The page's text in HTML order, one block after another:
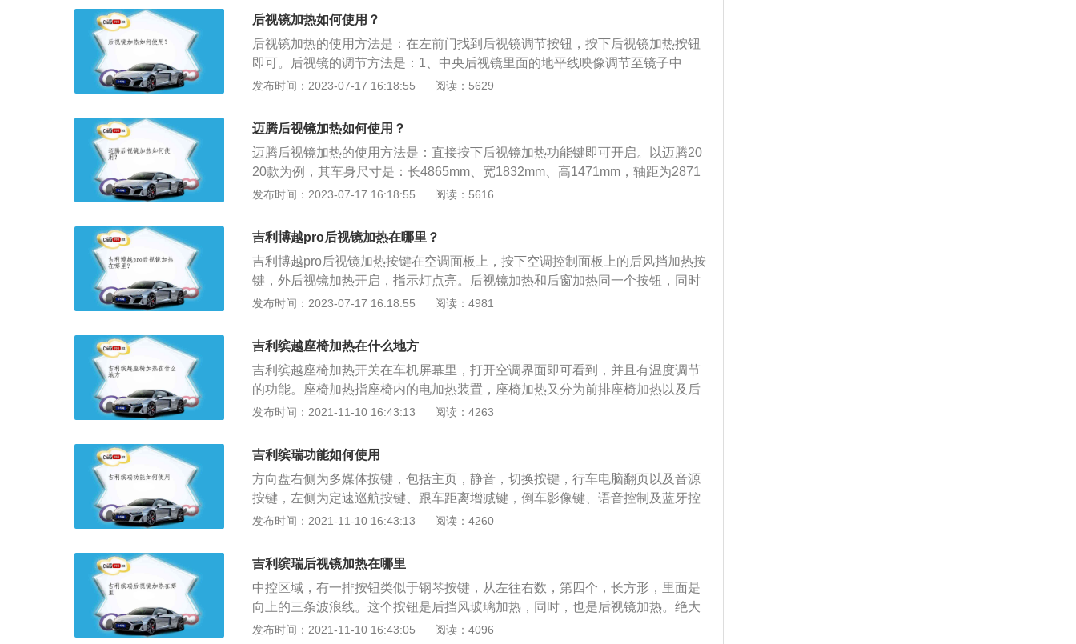
m，轴距为2600mm，搭载了1.4T涡轮增压发动机和6挡手动变速箱，最大功率是
104千瓦，最大扭矩是235牛米，其驱动方式是前置前驱，前悬架使用了麦弗逊式
独立悬架，后悬架使用了扭力梁式非独立悬架。
后视镜加热如何使用？
后视镜加热的使用方法是：在左前门找到后视镜调节按钮，按下后视镜加热按钮
即可。后视镜的调节方法是：1、中央后视镜里面的地平线映像调节至镜子中
央，右侧耳朵的映像调节至镜子左侧边缘；2、左后视镜里面的地平线映像调节
镜里面的地平线映像调节至位于镜子高度的三分之二处，右侧车身的映像调节至
占据镜子左侧四分之一的区域。
发布时间：2023-07-17 16:18:55 阅读：5629
迈腾后视镜加热如何使用？
迈腾后视镜加热的使用方法是：直接按下后视镜加热功能键即可开启。以迈腾20
20款为例，其车身尺寸是：长4865mm、宽1832mm、高1471mm，轴距为2871
mm，油箱容积为66l，行李箱容积为533l，车身结构为4门5座三厢车。迈腾2020
配的是7挡双离合变速箱，其采用的前悬架类型是麦弗逊式独立悬架，后悬架类
型是多连杆式独立悬架。
发布时间：2023-07-17 16:18:55 阅读：5616
吉利博越pro后视镜加热在哪里？
吉利博越pro后视镜加热按键在空调面板上，按下空调控制面板上的后风挡加热按
键，外后视镜加热开启，指示灯点亮。后视镜加热和后窗加热同一个按钮，同时
进行加热。加热功能在发动机运转时工作，并在较短时间后自动关闭，也可通过
能安全辅助功能，比如精度可调的LKA车道保持系统、百万像素全高清360度全
景影像、能够行人识别的AEB-P城市预碰撞系统等，智能安全驾驶辅助达到L2级
别。
发布时间：2023-07-17 16:18:55 阅读：4981
吉利缤越座椅加热在什么地方
吉利缤越座椅加热开关在车机屏幕里，打开空调界面即可看到，并且有温度调节
的功能。座椅加热指座椅内的电加热装置，座椅加热又分为前排座椅加热以及后
排座椅加热。前排座椅加热一般出现在选用真皮材料座椅的车辆上，由于真皮座
下去，侍候你的就不会是一个冰冷的皮椅。大多数电加热装置都有温度可调节的
功能。汽车座椅加热装置原理是利用电阻丝加热，除了做工精细度上略有差别，
没有过多的优劣之分。一般来说，座椅加热装置除了遭到外部撞击外并不易被损
坏，加上因为是内部装置，检修起来较为麻烦，并不是常规保养检查的项目。在
使用加热装置时，时间开得不易较长，温度也不宜设置过高，车主觉得温度适中
发布时间：2021-11-10 16:43:13 阅读：4263
吉利缤瑞功能如何使用
方向盘右侧为多媒体按键，包括主页，静音，切换按键，行车电脑翻页以及音源
按键，左侧为定速巡航按键、跟车距离增减键，倒车影像键、语音控制及蓝牙控
制键。空调区域，造型设计独特，配备单温区自动空调，按键分别对应风量调
解热。在驾驶侧中控台设计有后视镜调节、后视镜折叠、仪表盘亮度、大灯高
度、后备厢开关等按键。车顶设有按键控制区，分别对应救援电话、全部照明
灯、迎宾灯、天窗按键、左侧照明灯、右侧照明灯。吉利缤瑞其实是一款高质价
比的L2级智能驾驶车型，这在同级车型中非常少见，虽然成本有限，但是系统做
的并不鸡肋，而且很好用；缤瑞是BMA全球化模块架构下的首款量产轿车，具备
发布时间：2021-11-10 16:43:13 阅读：4260
吉利缤瑞后视镜加热在哪里
中控区域，有一排按钮类似于钢琴按键，从左往右数，第四个，长方形，里面是
向上的三条波浪线。这个按钮是后挡风玻璃加热，同时，也是后视镜加热。绝大
部分车型，都是这样设计的，后视镜加热与后挡风玻璃加热用同一个按钮控制。
发布时间：2021-11-10 16:43:05 阅读：4096